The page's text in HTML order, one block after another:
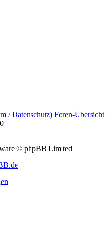
/ Datenschutz) Foren-Übersicht
© phpBB Limited